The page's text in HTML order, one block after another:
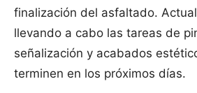
finalización del asfaltado.
llevando a cabo las tareas de
señalización y acabados
terminen en los próximos días.